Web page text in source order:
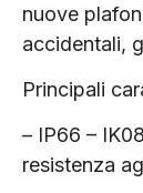
nuove
accidentali,
Principali
– IP66 –
resistenza